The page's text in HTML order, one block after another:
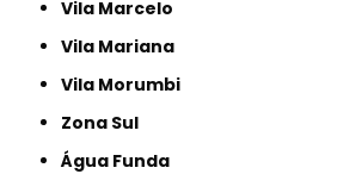
Vila Marcelo
Vila Mariana
Vila Morumbi
Zona Sul
Água Funda